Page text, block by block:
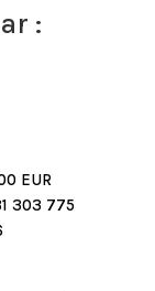
:
EUR
303 775